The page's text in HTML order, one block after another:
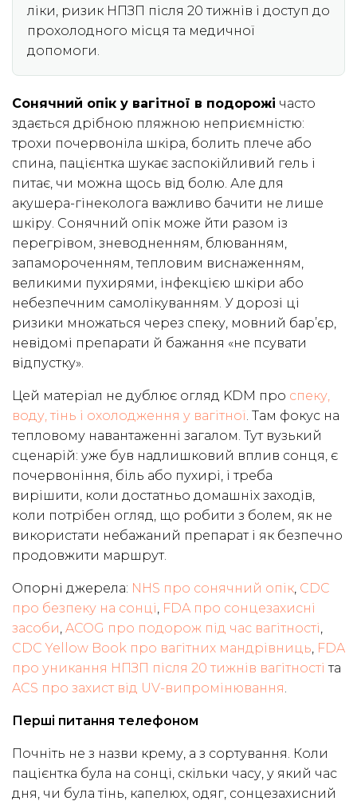
ліки, ризик НПЗП після 20 тижнів і доступ до
прохолодного місця та медичної
допомоги.
Сонячний опік у вагітної в подорожі часто
здається дрібною пляжною неприємністю:
трохи почервоніла шкіра, болить плече або
спина, пацієнтка шукає заспокійливий гель і
питає, чи можна щось від болю. Але для
акушера-гінеколога важливо бачити не лише
шкіру. Сонячний опік може йти разом із
перегрівом, зневодненням, блюванням,
запамороченням, тепловим виснаженням,
великими пухирями, інфекцією шкіри або
небезпечним самолікуванням. У дорозі ці
ризики множаться через спеку, мовний бар’єр,
невідомі препарати й бажання «не псувати
відпустку».
Цей матеріал не дублює огляд KDM про спеку,
воду, тінь і охолодження у вагітної. Там фокус на
тепловому навантаженні загалом. Тут вузький
сценарій: уже був надлишковий вплив сонця, є
почервоніння, біль або пухирі, і треба
вирішити, коли достатньо домашніх заходів,
коли потрібен огляд, що робити з болем, як не
використати небажаний препарат і як безпечно
продовжити маршрут.
Опорні джерела: NHS про сонячний опік, CDC
про безпеку на сонці, FDA про сонцезахисні
засоби, ACOG про подорож під час вагітності,
CDC Yellow Book про вагітних мандрівниць, FDA
про уникання НПЗП після 20 тижнів вагітності та
ACS про захист від UV-випромінювання.
Перші питання телефоном
Почніть не з назви крему, а з сортування. Коли
пацієнтка була на сонці, скільки часу, у який час
дня, чи була тінь, капелюх, одяг, сонцезахисний